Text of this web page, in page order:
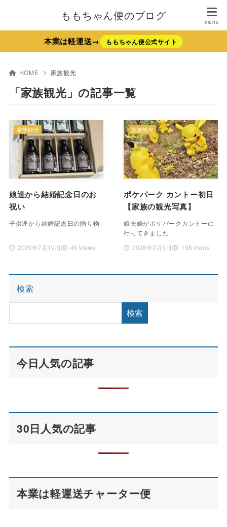
ももちゃん便のブログ
本業は軽運送→ ももちゃん便公式サイト
HOME 家族観光
「家族観光」の記事一覧
娘達から結婚記念日のお
祝い
子供達から結婚記念日の贈り物
2026年7月19日
家族観光
45 Views
ポケパーク カントー初日
【家族の観光写真】
娘夫婦がポケパークカントーに
行ってきました
2026年2月9日
家族観光
198 Views
検索
検索
今日人気の記事
30日人気の記事
本業は軽運送チャーター便